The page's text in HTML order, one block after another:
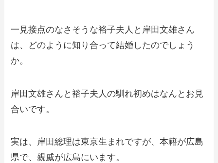
一見接点のなさそうな裕子夫人と岸田文雄さん
は、どのように知り合って結婚したのでしょう
か。
岸田文雄さんと裕子夫人の馴れ初めはなんとお見
合いです。
実は、岸田総理は東京生まれですが、本籍が広島
県で、親戚が広島にいます。